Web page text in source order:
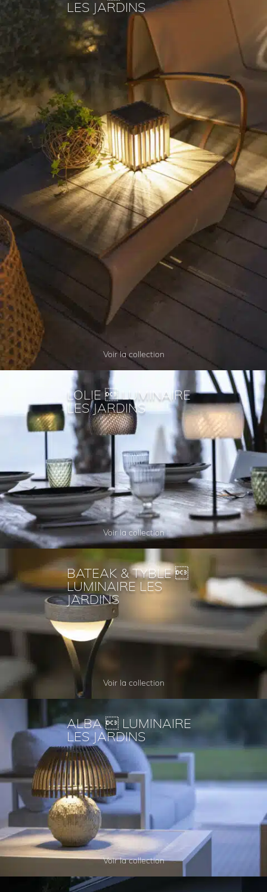
LES JARDINS
Voir la collection
LOLIE  LUMINAIRE
LES JARDINS
Voir la collection
BATEAK & TYBLE 
LUMINAIRE LES
JARDINS
Voir la collection
ALBA  LUMINAIRE
LES JARDINS
Voir la collection